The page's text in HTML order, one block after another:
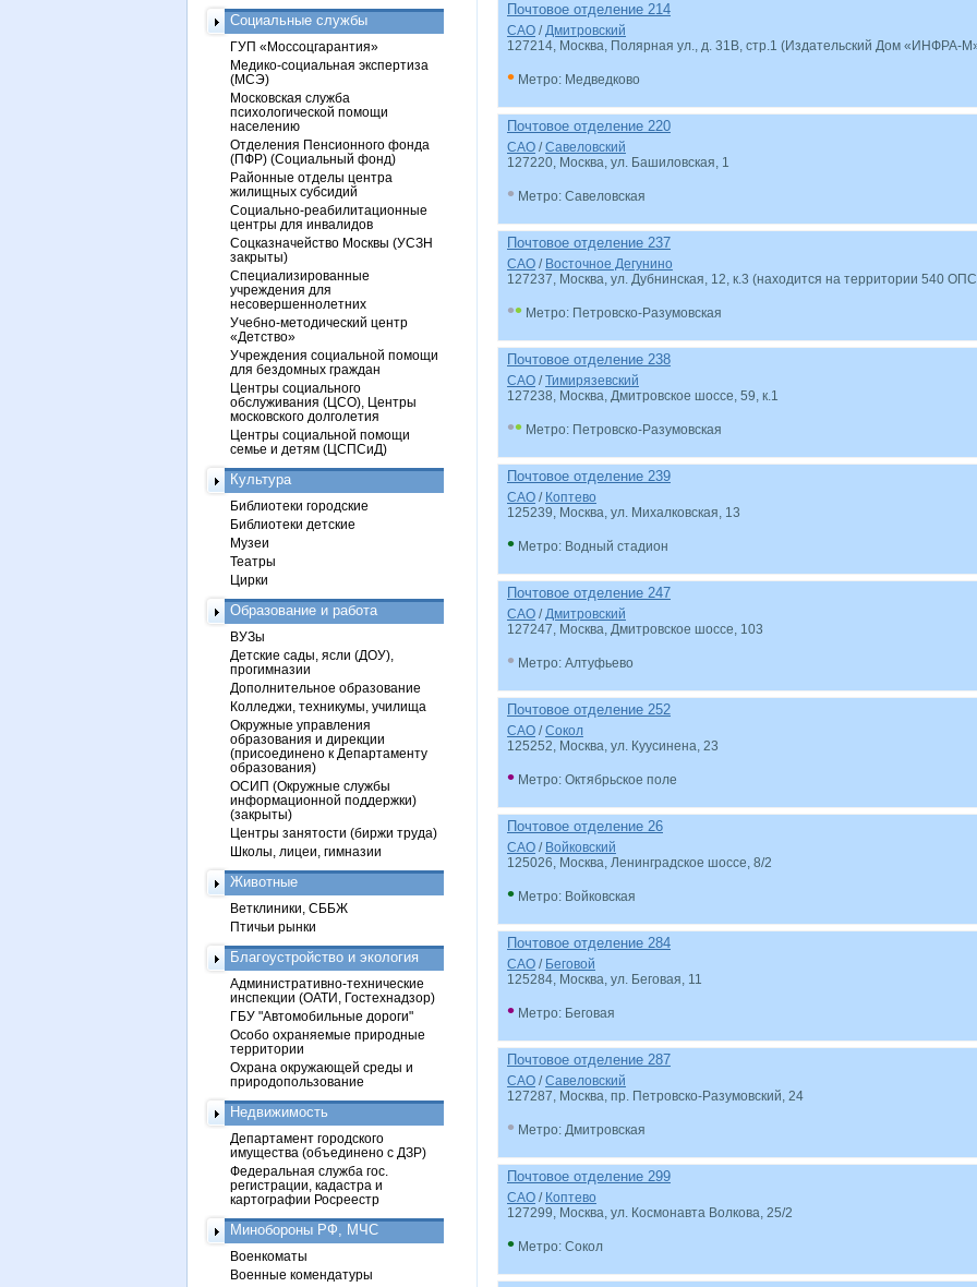
Почтовое отделение 214
САО /Дмитровский
127214, Москва, Полярная ул., д. 31В, стр.1 (Издательский Дом «ИНФРА-
• Метро: Медведково
Почтовое отделение 220
САО /Савеловский
127220, Москва, ул. Башиловская, 1
• Метро: Савеловская
Почтовое отделение 237
САО / Восточное Дегунино
127237, Москва, ул. Дубнинская, 12, к.3 (находится на территории 540
•• Метро: Петровско-Разумовская
Почтовое отделение 238
САО /Тимирязевский
127238, Москва, Дмитровское шоссе, 59, к.1
•• Метро: Петровско-Разумовская
Почтовое отделение 239
САО / Коптево
125239, Москва, ул. Михалковская, 13
• Метро: Водный стадион
Почтовое отделение 247
САО /Дмитровский
127247, Москва, Дмитровское шоссе, 103
• Метро: Алтуфьево
Почтовое отделение 252
САО /Сокол
125252, Москва, ул. Куусинена, 23
• Метро: Октябрьское поле
Почтовое отделение 26
САО / Войковский
125026, Москва, Ленинградское шоссе, 8/2
• Метро: Войковская
Почтовое отделение 284
САО / Беговой
125284, Москва, ул. Беговая, 11
• Метро: Беговая
Почтовое отделение 287
САО /Савеловский
127287, Москва, пр. Петровско-Разумовский, 24
• Метро: Дмитровская
Почтовое отделение 299
САО / Коптево
127299, Москва, ул. Космонавта Волкова, 25/2
• Метро: Сокол
Социальные службы
ГУП «Моссоцгарантия»
Медико-социальная экспертиза
(МСЭ)
Московская служба
психологической помощи
населению
Отделения Пенсионного фонда
(ПФР) (Социальный фонд)
Районные отделы центра
жилищных субсидий
Социально-реабилитационные
центры для инвалидов
Соцказначейство Москвы (УСЗН
закрыты)
Специализированные
учреждения для
несовершеннолетних
Учебно-методический центр
«Детство»
Учреждения социальной помощи
для бездомных граждан
Центры социального
обслуживания (ЦСО), Центры
московского долголетия
Центры социальной помощи
семье и детям (ЦСПСиД)
Культура
Библиотеки городские
Библиотеки детские
Музеи
Театры
Цирки
Образование и работа
ВУЗы
Детские сады, ясли (ДОУ),
прогимназии
Дополнительное образование
Колледжи, техникумы, училища
Окружные управления
образования и дирекции
(присоединено к Департаменту
образования)
ОСИП (Окружные службы
информационной поддержки)
(закрыты)
Центры занятости (биржи труда)
Школы, лицеи, гимназии
Животные
Ветклиники, СББЖ
Птичьи рынки
Благоустройство и экология
Административно-технические
инспекции (ОАТИ, Гостехнадзор)
ГБУ "Автомобильные дороги"
Особо охраняемые природные
территории
Охрана окружающей среды и
природопользование
Недвижимость
Департамент городского
имущества (объединено с ДЗР)
Федеральная служба гос.
регистрации, кадастра и
картографии Росреестр
Минобороны РФ, МЧС
Военкоматы
Военные комендатуры